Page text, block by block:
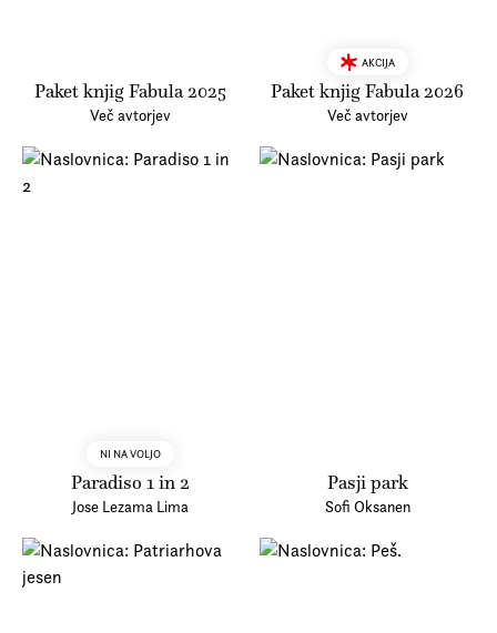
Paket knjig Fabula 2025
Več avtorjev
AKCIJA
Paket knjig Fabula 2026
Več avtorjev
NI NA VOLJO
Paradiso 1 in 2
Jose Lezama Lima
Pasji park
Sofi Oksanen